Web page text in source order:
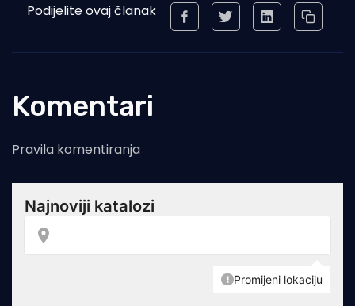
Podijelite ovaj članak
Komentari
Pravila komentiranja